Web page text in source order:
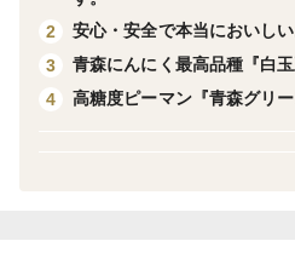
青森県南部町で育てた、プレ
ほとんどの方が食べたことが
2
安心・安全で本当においし
3
青森にんにく最高品種『白玉
4
高糖度ピーマン『青森グリー